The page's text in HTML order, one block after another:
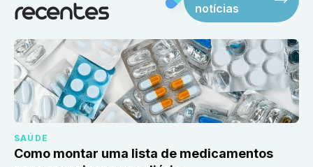
recentes
notícias
SAÚDE
Como montar uma lista de medicamentos